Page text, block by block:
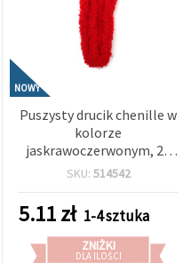
NOWY
Puszysty drucik chenille w
kolorze
jaskrawoczerwonym, 20
mm × 1 m – idealny do
plastycznych,
kreatywnych dekoracji i
projektów DIY
SKU: 514542
5.11zł 1-4 sztuka
ZNIŻKI
DLA ILOŚCI